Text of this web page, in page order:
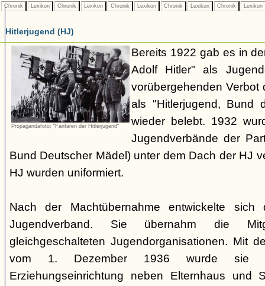
Chronik Lexikon Chronik Lexikon Chronik Lexikon Chronik Lexikon Chronik Lexikon
Hitlerjugend (HJ)
Propagandafoto: "Fanfaren der Hitlerjugend"
Bereits 1922 gab es in
Adolf Hitler" als
vorübergehenden Verbot
als "Hitlerjugend, Bund
wieder belebt. 1932
Jugendverbände der
Bund Deutscher Mädel) unter dem Dach der HJ
HJ wurden uniformiert.
Nach der Machtübernahme entwickelte
Jugendverband. Sie übernahm die
gleichgeschalteten Jugendorganisationen. Mit
vom 1. Dezember 1936 wurde sie
Erziehungseinrichtung neben Elternhaus und